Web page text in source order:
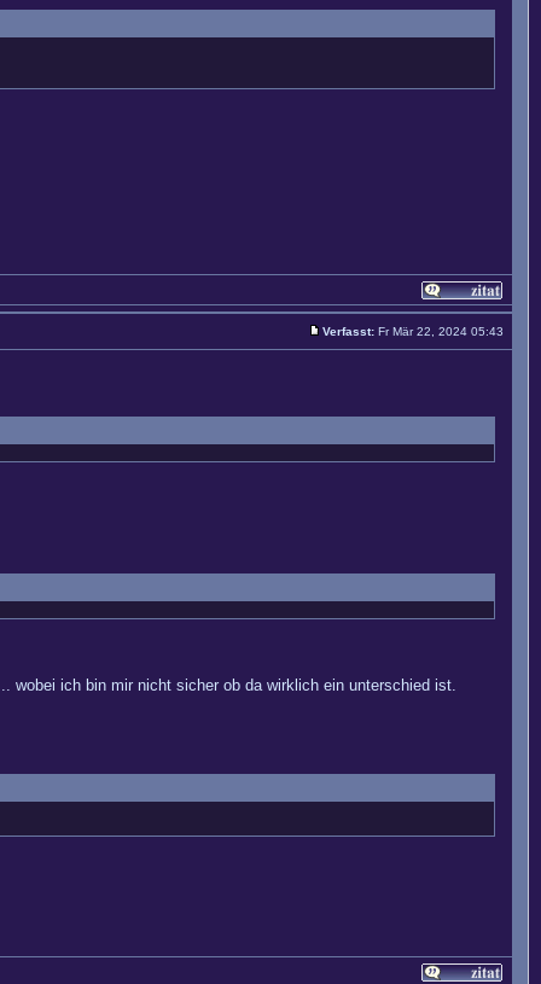
Verfasst: Fr Mär 22, 2024 05:43
wobei ich bin mir nicht sicher ob da wirklich ein unterschied ist.